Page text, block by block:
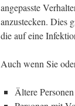
angepasste
anzustecken. Dies
die auf eine
Auch wenn Sie
Ältere